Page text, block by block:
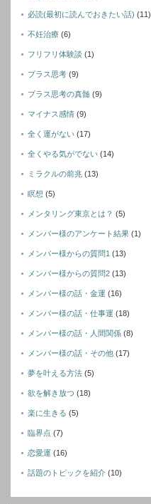
必読(最初に読んでおきたい話) (11)
不妊治療 (6)
フリフリ体験談 (1)
プラス思考 (9)
プラス思考の真髄 (9)
マイナス感情 (9)
全く運がない (17)
全くやる気がでない (14)
ミラクルの前兆 (13)
瞑想 (5)
メンタリング東京とは？ (5)
メンバー様のアンケート結果 (1)
メンバー様からの質問1 (13)
メンバー様からの質問2 (13)
メンバー様の話・金運 (16)
メンバー様の話・仕事運 (18)
メンバー様の話・人間関係 (8)
メンバー様の話・その他 (17)
夢を叶える方法 (5)
欲を解き放つ (18)
楽に生きる (5)
臨界点 (7)
恋愛運 (16)
話題のトピックを紹介 (10)